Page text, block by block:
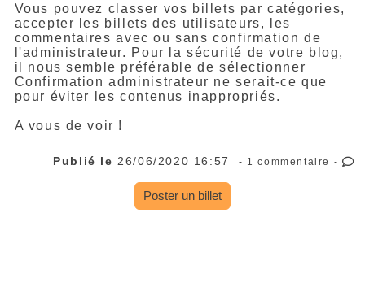
Vous pouvez classer vos billets par catégories,
accepter les billets des utilisateurs, les
commentaires avec ou sans confirmation de
l'administrateur. Pour la sécurité de votre blog,
il nous semble préférable de sélectionner
Confirmation administrateur ne serait-ce que
pour éviter les contenus inappropriés.
A vous de voir !
Publié le 26/06/2020 16:57- 1 commentaire -
Poster un billet